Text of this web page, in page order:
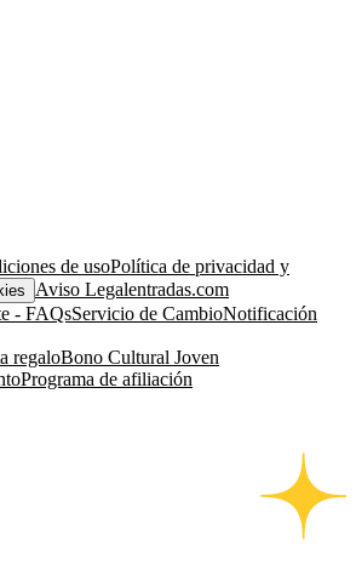
de usoPolítica de privacidad y
Aviso Legalentradas.com
- FAQsServicio de CambioNotificación
regaloBono Cultural Joven
Programa de afiliación